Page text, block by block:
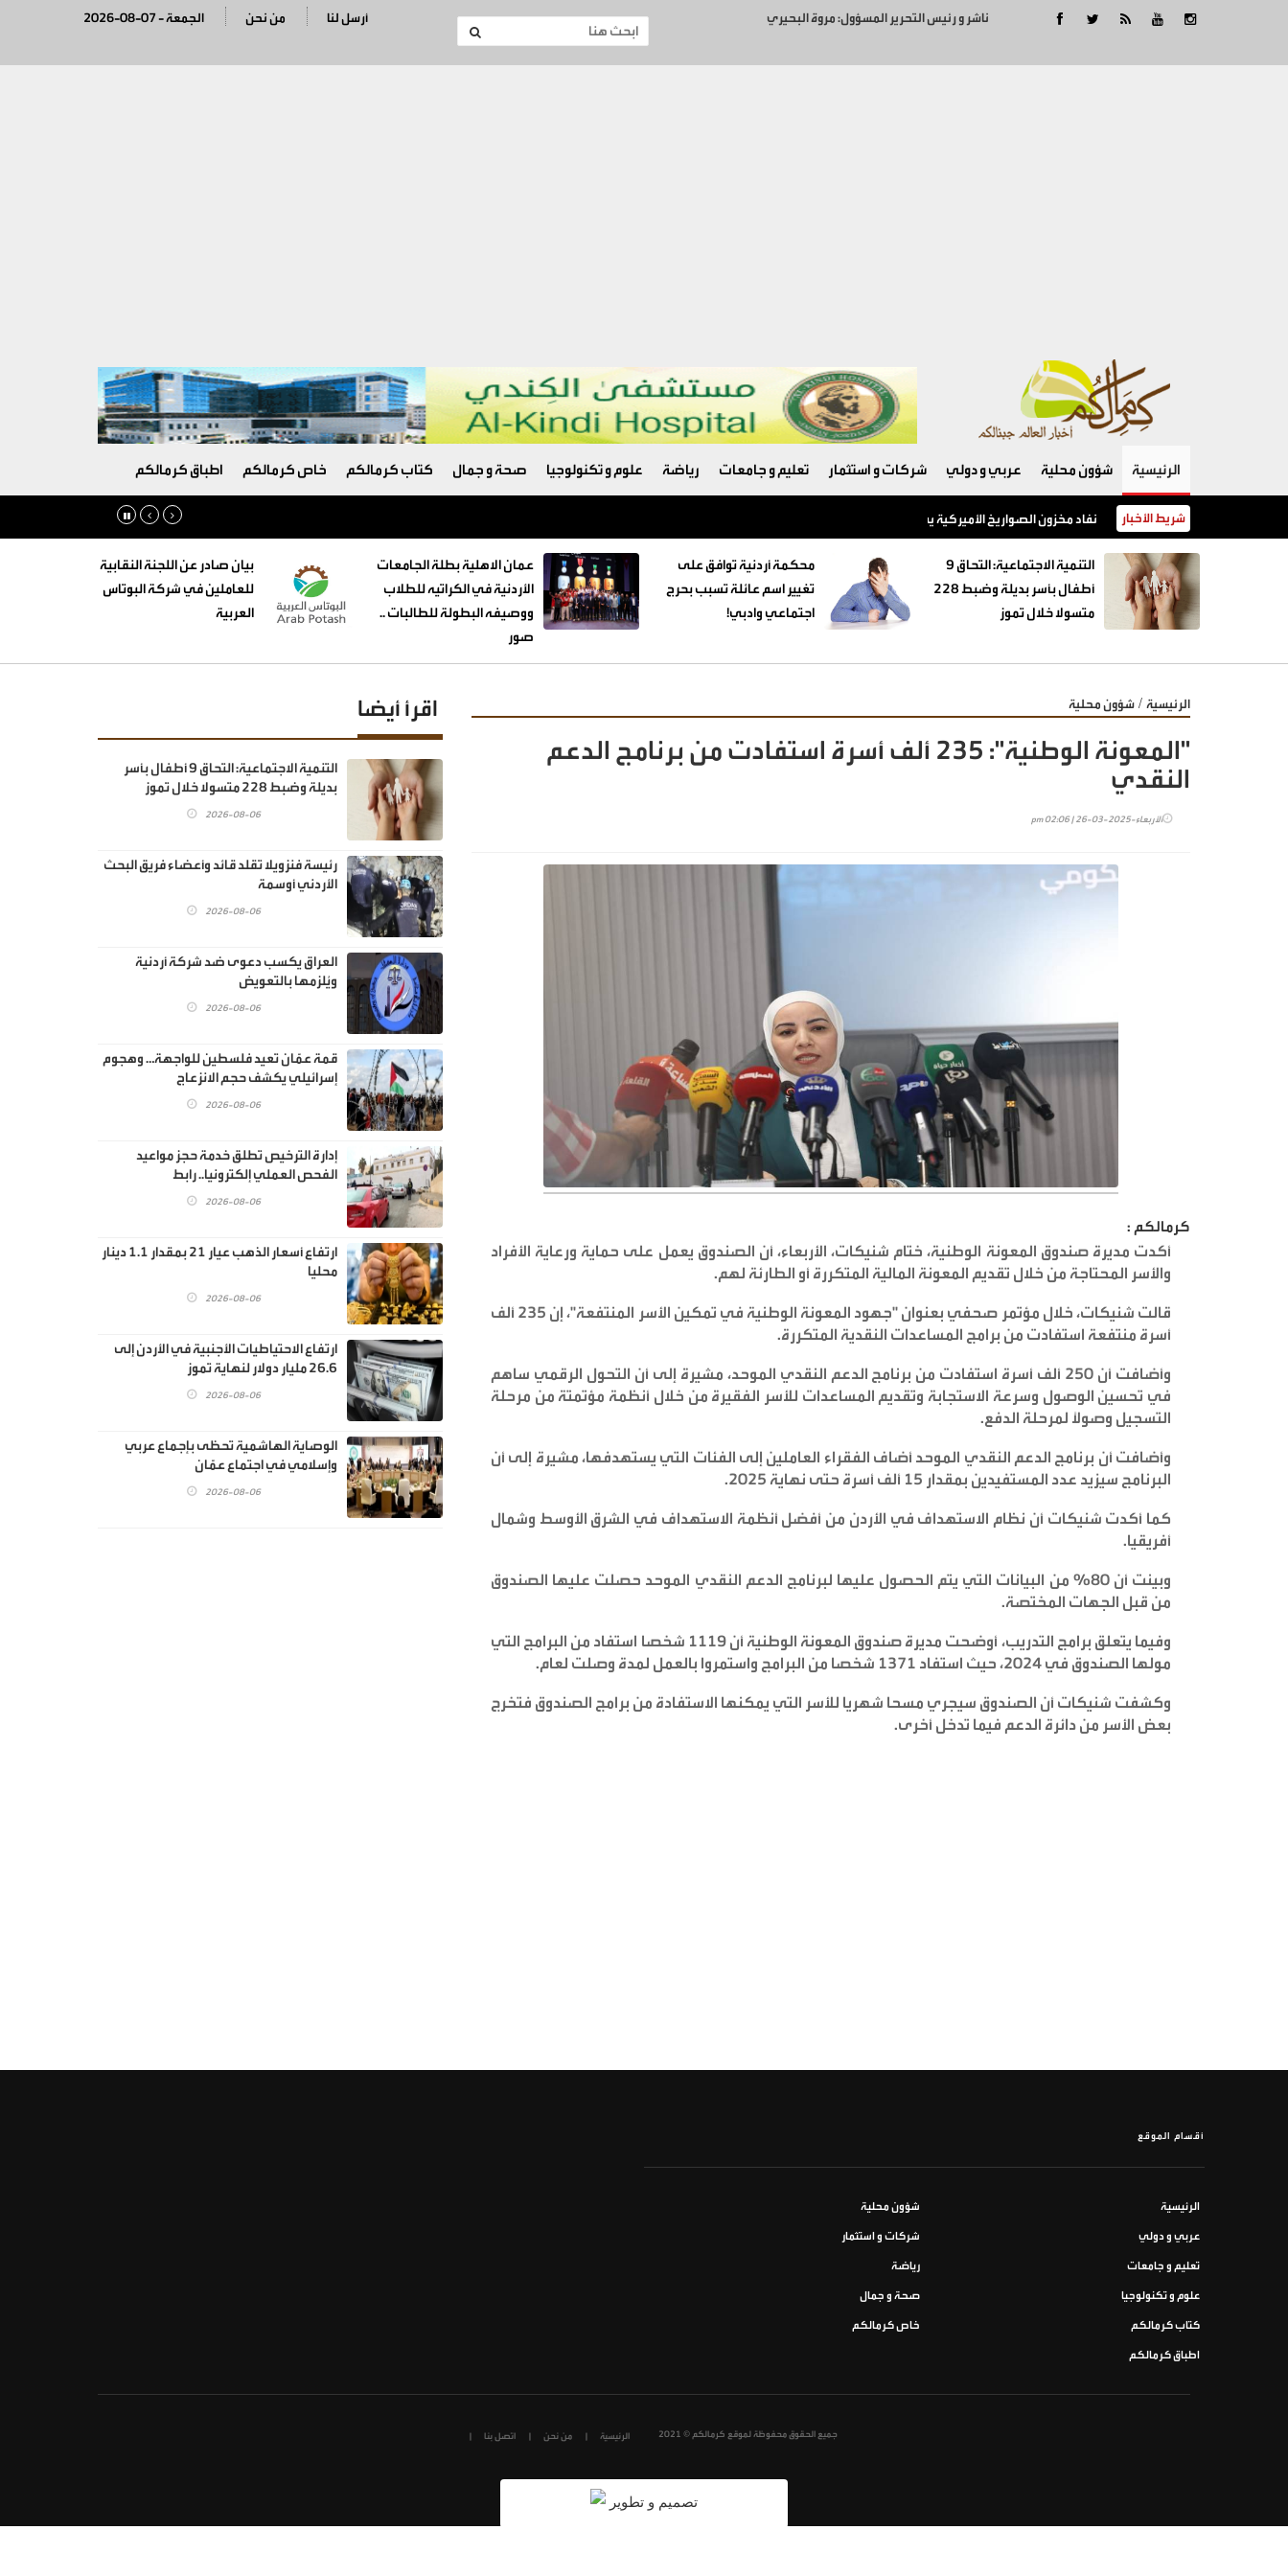
ناشر و رئيس التحرير المسؤول: مروة البحيري 2026-08-07 - الجمعة من نحن أرسل لنا
الرئيسية شؤون محلية عربي و دولي شركات و استثمار تعليم و جامعات رياضة علوم و تكنولوجيا صحة و جمال كتاب كرمالكم خاص كرمالكم اطباق كرمالكم
شريط الأخبار نفاد مخزون الصواريخ الأميركية يفجّر خلافًا بين ترامب والبنتاغون
‏التنمية الاجتماعية: التحاق 9
أطفال بأسر بديلة وضبط 228
متسولا خلال تموز
محكمة أردنية توافق على
تغيير اسم عائلة تسبب بحرج
اجتماعي وادبي!
عمان الاهلية بطلة الجامعات
الأردنية في الكراتيه للطلاب
ووصيفه البطولة للطالبات ..
صور
بيان صادر عن اللجنة النقابية
للعاملين في شركة البوتاس
العربية
الرئيسية / شؤون محلية
"المعونة الوطنية": 235 ألف أسرة استفادت من برنامج الدعم
النقدي
الأربعاء-2025-03-26 | 02:06 pm
كرمالكم :
أكدت مديرة صندوق المعونة الوطنية، ختام شنيكات، الأربعاء، أن الصندوق يعمل على حماية ورعاية الأفراد
والأسر المحتاجة من خلال تقديم المعونة المالية المتكررة أو الطارئة لهم.
قالت شنيكات، خلال مؤتمر صحفي بعنوان "جهود المعونة الوطنية في تمكين الأسر المنتفعة"، إن 235 ألف
أسرة منتفعة استفادت من برامج المساعدات النقدية المتكررة.
وأضافت أن 250 ألف أسرة استفادت من برنامج الدعم النقدي الموحد، مشيرة إلى أن التحول الرقمي ساهم
في تحسين الوصول وسرعة الاستجابة وتقديم المساعدات للأسر الفقيرة من خلال أنظمة مؤتمتة من مرحلة
التسجيل وصولاً لمرحلة الدفع.
وأضافت أن برنامج الدعم النقدي الموحد أضاف الفقراء العاملين إلى الفئات التي يستهدفها، مشيرة إلى أن
البرنامج سيزيد عدد المستفيدين بمقدار 15 ألف أسرة حتى نهاية 2025
.
كما أكدت شنيكات أن نظام الاستهداف في الأردن من أفضل أنظمة الاستهداف في الشرق الأوسط وشمال
أفريقيا.
وبينت أن 80% من البيانات التي يتم الحصول عليها لبرنامج الدعم النقدي الموحد حصلت عليها الصندوق
من قبل الجهات المختصة.
وفيما يتعلق برامج التدريب، أوضحت مديرة صندوق المعونة الوطنية أن 1119 شخصا استفاد من البرامج التي
مولها الصندوق في 2024، حيث استفاد 1371 شخصا من البرامج واستمروا بالعمل لمدة وصلت لعام
.
وكشفت شنيكات أن الصندوق سيجري مسحا شهريا للأسر التي يمكنها الاستفادة من برامج الصندوق فتخرج
بعض الأسر من دائرة الدعم فيما تدخل أخرى.
اقرأ أيضا
‏التنمية الاجتماعية: التحاق 9 أطفال بأسر
بديلة وضبط 228 متسولا خلال تموز
2026-08-06
رئيسة فنزويلا تقلد قائد وأعضاء فريق البحث
الأردني أوسمة
2026-08-06
العراق يكسب دعوى ضد شركة أردنية
ويُلزمها بالتعويض
2026-08-06
قمة عمّان تعيد فلسطين للواجهة… وهجوم
إسرائيلي يكشف حجم الانزعاج
2026-08-06
إدارة الترخيص تطلق خدمة حجز مواعيد
الفحص العملي إلكترونيا.. رابط
2026-08-06
ارتفاع أسعار الذهب عيار 21 بمقدار 1.1 دينار
محليا
2026-08-06
ارتفاع الاحتياطيات الأجنبية في الأردن إلى
26.6 مليار دولار لنهاية تموز
2026-08-06
الوصاية الهاشمية تحظى بإجماع عربي
وإسلامي في اجتماع عمّان
2026-08-06
أقسام الموقع
الرئيسية شؤون محلية
عربي و دولي شركات و استثمار
تعليم و جامعات رياضة
علوم و تكنولوجيا صحة و جمال
كتاب كرمالكم خاص كرمالكم
اطباق كرمالكم
جميع الحقوق محفوظة لموقع كرمالكم © 2021 اتصل بنا من نحن الرئيسية
تصميم و تطوير